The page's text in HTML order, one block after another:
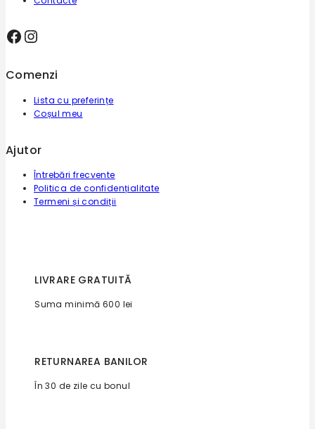
Facebook
Instagram
Comenzi
Lista cu preferințe
Coșul meu
Ajutor
Întrebări frecvente
Politica de confidențialitate
Termeni și condiții
LIVRARE GRATUITĂ
Suma minimă 600 lei
RETURNAREA BANILOR
În 30 de zile cu bonul